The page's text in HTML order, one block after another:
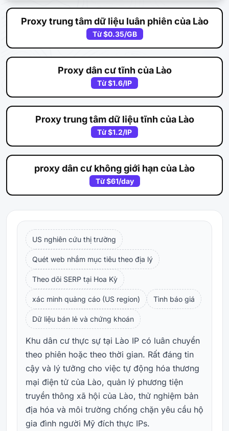
Proxy trung tâm dữ liệu luân phiên của Lào
Từ$0.35/GB
Proxy dân cư tĩnh của Lào
Từ$1.6/IP
Proxy trung tâm dữ liệu tĩnh của Lào
Từ$1.2/IP
proxy dân cư không giới hạn của Lào
Từ$61/day
US nghiên cứu thị trường
Quét web nhắm mục tiêu theo địa lý
Theo dõi SERP tại Hoa Kỳ
xác minh quảng cáo (US region) Tình báo giá
Dữ liệu bán lẻ và chứng khoán
Khu dân cư thực sự tại Lào IP có luân chuyển
theo phiên hoặc theo thời gian. Rất đáng tin
cậy và lý tưởng cho việc tự động hóa thương
mại điện tử của Lào, quản lý phương tiện
truyền thông xã hội của Lào, thử nghiệm bản
địa hóa và môi trường chống chặn yêu cầu hộ
gia đình người Mỹ đích thực IPs.